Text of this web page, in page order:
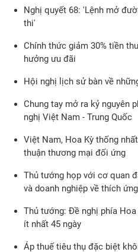
Nghị quyết 68: 'Lệnh mở
thi'
Chính thức giảm 30% tiền
hưởng ưu đãi
Hội nghị lịch sử bàn về
Chung tay mở ra kỷ nguyên
nghị Việt Nam - Trung Quốc
Việt Nam, Hoa Kỳ thống
thuận thương mại đối ứng
Thủ tướng họp với cơ quan
và doanh nghiệp về thích
Thủ tướng: Đề nghị phía
ít nhất 45 ngày
Áp thuế tiêu thụ đặc biệt